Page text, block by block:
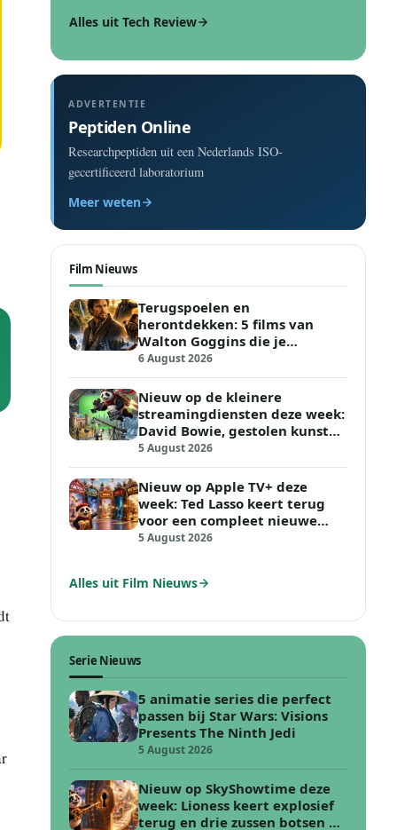
Alles uit Tech Review
ADVERTENTIE
Peptiden Online
Researchpeptiden uit een Nederlands ISO-
gecertificeerd laboratorium
Meer weten
Film Nieuws
Terugspoelen en
herontdekken: 5 films van
Walton Goggins die je
opnieuw moet kijken
6 August 2026
Nieuw op de kleinere
streamingdiensten deze week:
David Bowie, gestolen kunst
en vechten in de woestijn
5 August 2026
Nieuw op Apple TV+ deze
week: Ted Lasso keert terug
voor een compleet nieuwe
voetbal uitdaging
5 August 2026
Alles uit Film Nieuws
Serie Nieuws
5 animatie series die perfect
passen bij Star Wars: Visions
Presents The Ninth Jedi
5 August 2026
Nieuw op SkyShowtime deze
week: Lioness keert explosief
terug en drie zussen botsen op